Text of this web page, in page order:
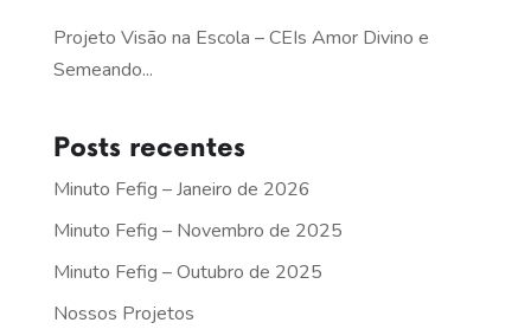
Projeto Visão na Escola – CEIs Amor Divino e
Semeando...
Posts recentes
Minuto Fefig – Janeiro de 2026
Minuto Fefig – Novembro de 2025
Minuto Fefig – Outubro de 2025
Nossos Projetos